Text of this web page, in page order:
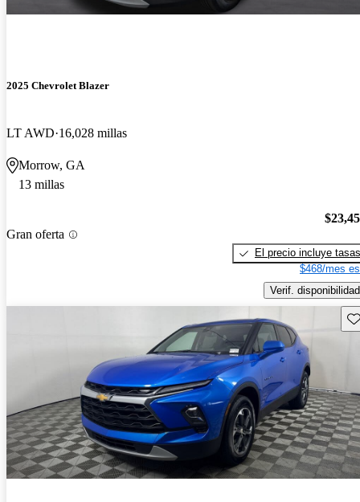
2025 Chevrolet Blazer
LT AWD 16,028 millas
Morrow, GA
13 millas
Gran oferta
El precio incluye tasas
$468/mes
Verif. disponibilidad